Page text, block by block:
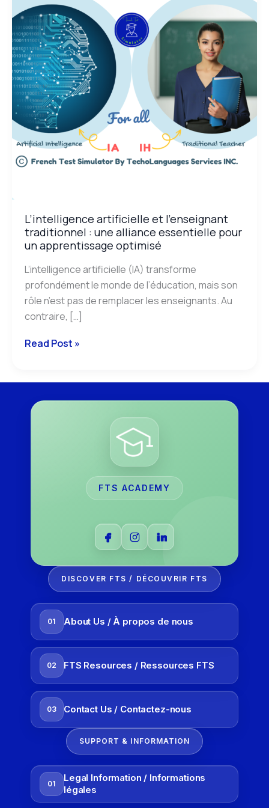
L’intelligence artificielle et l’enseignant
traditionnel : une alliance essentielle pour
un apprentissage optimisé
L’intelligence artificielle (IA) transforme
profondément le monde de l’éducation, mais son
rôle n’est pas de remplacer les enseignants. Au
contraire, […]
l’enseignant
traditionnel
:
une
alliance
essentielle
pour
un
apprentissage
optimisé
Read Post »
FTS ACADEMY
DISCOVER FTS / DÉCOUVRIR FTS
01 About Us / À propos de nous
02 FTS Resources / Ressources FTS
03 Contact Us / Contactez-nous
SUPPORT & INFORMATION
01
Legal Information / Informations
légales